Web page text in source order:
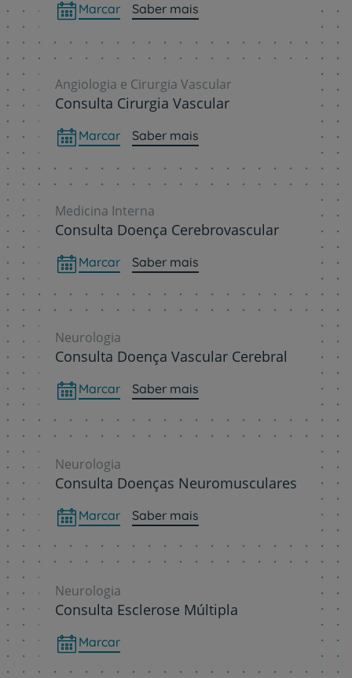
Marcar Saber mais
Angiologia e Cirurgia Vascular
Consulta Cirurgia Vascular
Marcar Saber mais
Medicina Interna
Consulta Doença Cerebrovascular
Marcar Saber mais
Neurologia
Consulta Doença Vascular Cerebral
Marcar Saber mais
Neurologia
Consulta Doenças Neuromusculares
Marcar Saber mais
Neurologia
Consulta Esclerose Múltipla
Marcar